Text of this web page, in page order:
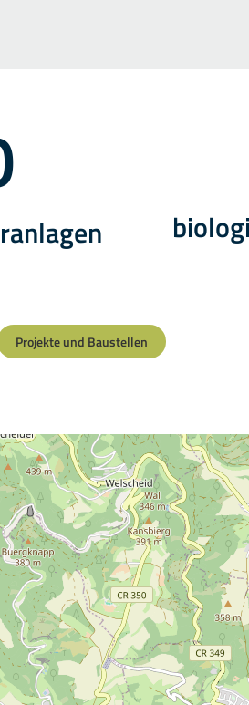
Projekte und Baustellen